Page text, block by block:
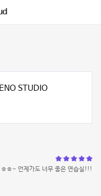
STUDIO
ㅎ~ 언제가도 너무 좋은 연습실!!!